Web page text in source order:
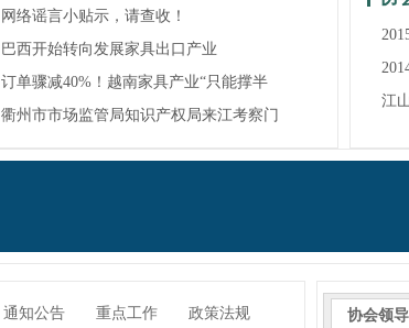
网络谣言小贴示，请查收！
巴西开始转向发展家具出口产业
订单骤减40%！越南家具产业“只能撑半
年”！
衢州市市场监管局知识产权局来江考察门
江
通知公告 重点工作 政策法规 协会领导
浙江赛银将军门业有限公司
浙江清源龙家居有限公司
浙江安若家居有限公司